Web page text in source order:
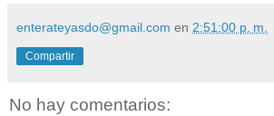
enterateyasdo@gmail.com en 2:51:00 p. m.
Compartir
No hay comentarios: